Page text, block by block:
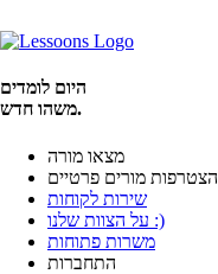
היום לומדים
משהו חדש.
מצאו מורה
הצטרפות מורים פרטיים
שירות לקוחות
על הצוות שלנו :)
משרות פתוחות
התחברות